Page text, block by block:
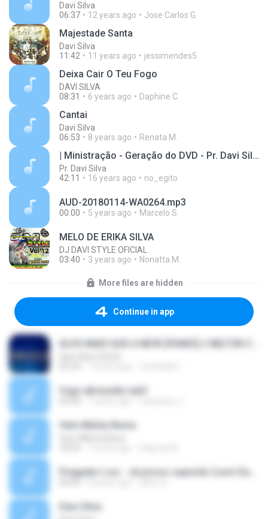
Davi Silva
06:37
12 years ago Jose Carlos G.
Majestade Santa
Davi Silva
11:42
11 years ago jessimendes5
Deixa Cair O Teu Fogo
DAVI SILVA
08:31
6 years ago Daphine C.
Cantai
Davi Silva
06:53
8 years ago Renata M.
| Ministração - Geração do DVD - Pr. Davi Silva *\o/* |
Pr. Davi Silva
42:11
16 years ago no_egito
AUD-20180114-WA0264.mp3
00:00 5 years ago Marcelo S.
MELO DE ERIKA SILVA
DJ DAVI STYLE OFICIAL
03:40
3 years ago Nonatta M.
More files are hidden
Continue in app
fogo abrasado.mp3
Vem Minha Noiva
Davi Silva